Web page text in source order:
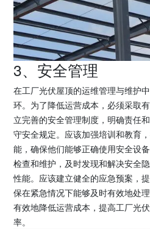
3、安全管理
在工厂光伏屋顶的运维管理与维护
环。为了降低运营成本，必须采取
立完善的安全管理制度，明确责任
守安全规定。应该加强培训和教育
能，确保他们能够正确使用安全设
检查和维护，及时发现和解决安全
性能。应该建立健全的应急预案，
保在紧急情况下能够及时有效地处
有效地降低运营成本，提高工厂光
率。